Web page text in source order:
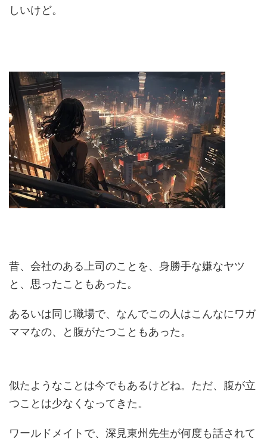
しいけど。
昔、会社のある上司のことを、身勝手な嫌なヤツ
と、思ったこともあった。
あるいは同じ職場で、なんでこの人はこんなにワガ
ママなの、と腹がたつこともあった。
似たようなことは今でもあるけどね。ただ、腹が立
つことは少なくなってきた。
ワールドメイトで、深見東州先生が何度も話されて